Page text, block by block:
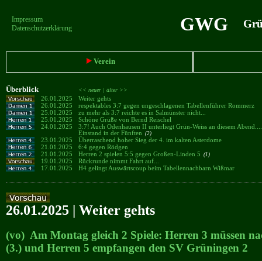
Impressum
Datenschutzerklärung
GWG
Verein
Überblick << neuer | älter >>
26.01.2025
Weiter gehts
26.01.2025
respektables 3:7 gegen ungeschlagenen Tabellenführer Rommerz
25.01.2025
zu mehr als 3:7 reichte es in Salmünster nicht...
25.01.2025
Schöne Grüße von Bernd Reischel
24.01.2025
3:7! Auch Odenhausen II unterliegt Grün-Weiss an diesem
Einstand in der Fünften (2)
23.01.2025
Überraschend hoher Sieg der 4. im kalten Asterdome
21.01.2025
6:4 gegen Rödgen
21.01.2025
Herren 2 spielen 5:5 gegen Großen-Linden 5 (1)
19.01.2025
Rückrunde nimmt Fahrt auf...
17.01.2025
H4 gelingt Auswärtscoup beim Tabellennachbarn Wißmar
26.01.2025 | Weiter gehts
(vo) Am Montag gleich 2 Spiele: Herren 3 müssen
(3.) und Herren 5 empfangen den SV Grüningen 2